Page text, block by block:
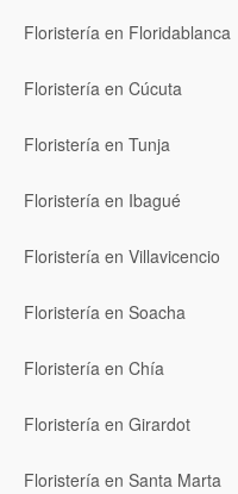
Floristería en Floridablanca
Floristería en Cúcuta
Floristería en Tunja
Floristería en Ibagué
Floristería en Villavicencio
Floristería en Soacha
Floristería en Chía
Floristería en Girardot
Floristería en Santa Marta